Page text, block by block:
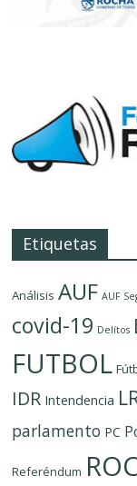
Etiquetas
Análisis AUF AUF
covid-19 Delítos
FUTBOL
IDR Intendencia
parlamento PC
Referéndum